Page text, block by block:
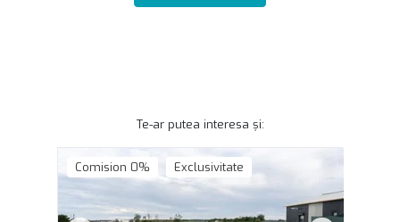
Te-ar putea interesa și:
Comision 0% Exclusivitate